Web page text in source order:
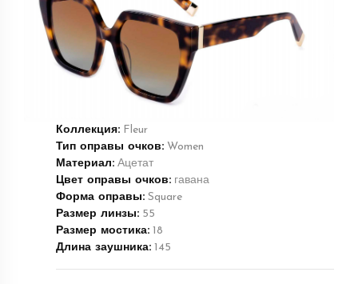
Коллекция: Fleur
Тип оправы очков: Women
Материал: Ацетат
Цвет оправы очков: гавана
Форма оправы: Square
Размер линзы: 55
Размер мостика: 18
Длина заушника: 145